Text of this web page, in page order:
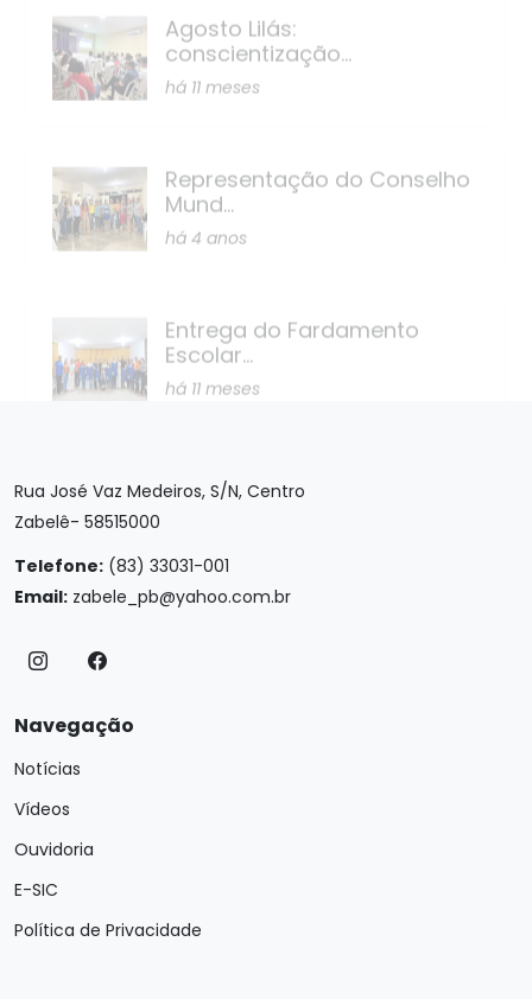
Representação do Conselho
Entrega do Fardamento
Rua José Vaz Medeiros, S/N, Centro
Zabelê- 58515000
Telefone: (83) 33031-001
Email: zabele_pb@yahoo.com.br
Navegação
Notícias
Vídeos
Ouvidoria
E-SIC
Política de Privacidade